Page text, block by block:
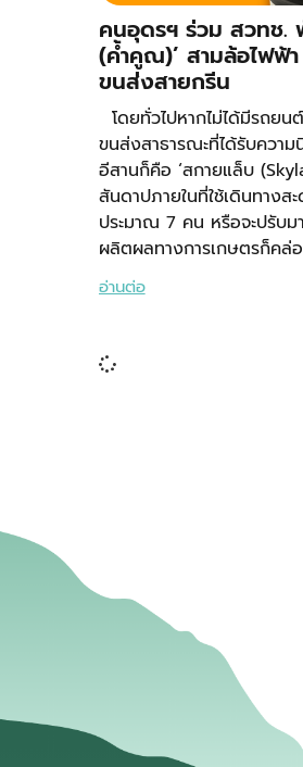
คนอุดรฯ ร่วม สวทช.
(ค้ำคูณ)’ สามล้อไฟฟ้
ขนส่งสายกรีน
โดยทั่วไปหากไม่ได้มีรถยน
ขนส่งสาธารณะที่ได้รับควา
อีสานก็คือ ‘สกายแล็บ
สันดาปภายในที่ใช้เดินทางส
ประมาณ 7 คน หรือจะปรับม
ผลิตผลทางการเกษตรก็คล่
อ่านต่อ